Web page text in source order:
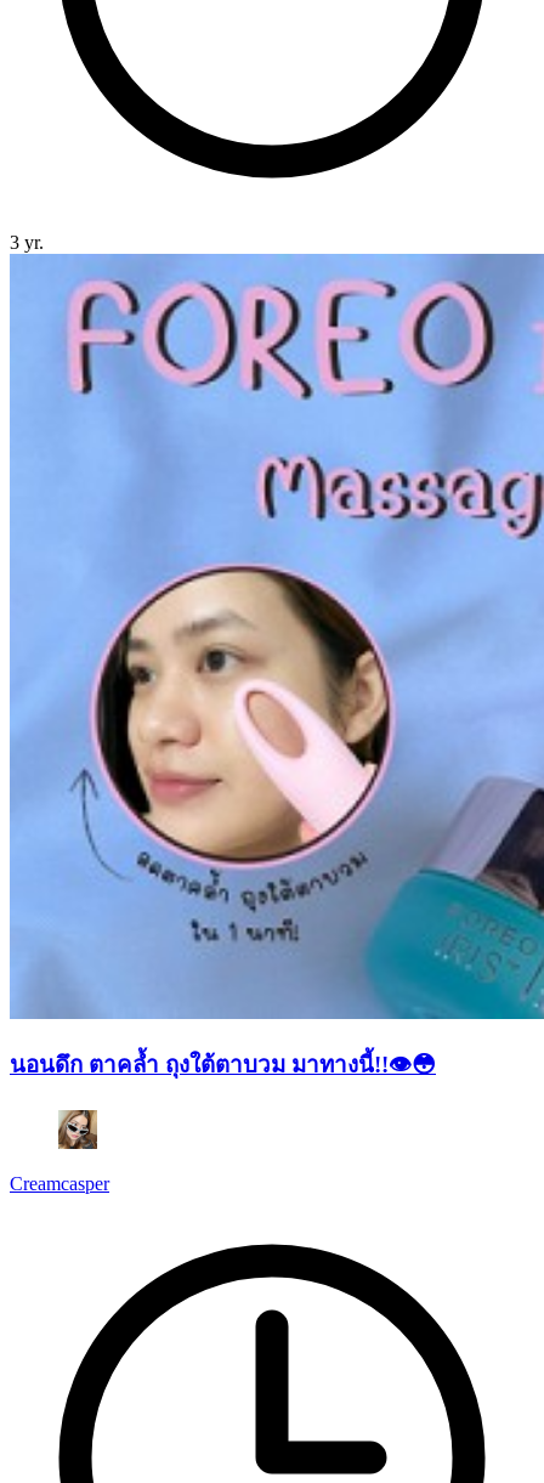
3 yr.
นอนดึก ตาคล้ำ ถุงใต้ตาบวม มาทางนี้!!👁️😳
Creamcasper